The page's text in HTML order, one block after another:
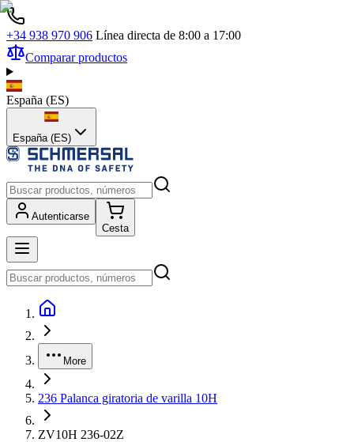
+34 938 970 906 Línea directa de 8:00 a 17:00
Comparar productos
España (ES)
España (ES)
Autenticarse
Cesta
More
236 Palanca giratoria de varilla 10H
ZV10H 236-02Z